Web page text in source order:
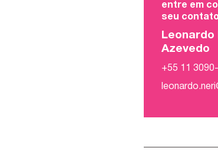
entre em
seu
Leonardo
Azevedo
+55 11